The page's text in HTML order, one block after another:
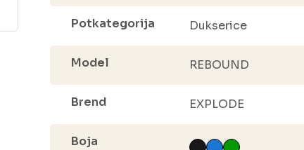
Potkategorija Dukserice
Model REBOUND
Brend EXPLODE
Boja